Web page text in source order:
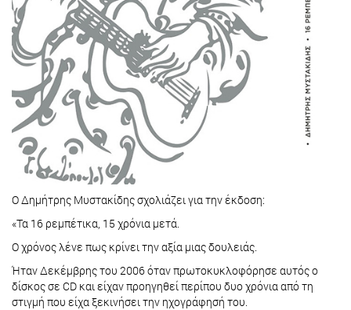
Ο Δημήτρης Μυστακίδης σχολιάζει για την έκδοση:
«Τα 16 ρεμπέτικα, 15 χρόνια μετά.
Ο χρόνος λένε πως κρίνει την αξία μιας δουλειάς.
Ήταν Δεκέμβρης του 2006 όταν πρωτοκυκλοφόρησε αυτός ο
δίσκος σε CD και είχαν προηγηθεί περίπου δυο χρόνια από τη
στιγμή που είχα ξεκινήσει την ηχογράφησή του.